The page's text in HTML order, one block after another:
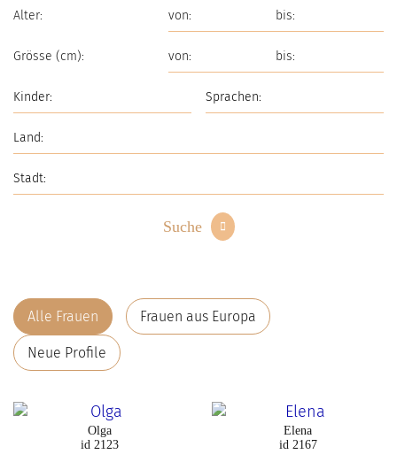
Alter:
Grösse (cm):
Suche
Alle Frauen Frauen aus Europa
Neue Profile
Olga
id 2123
Elena
id 2167